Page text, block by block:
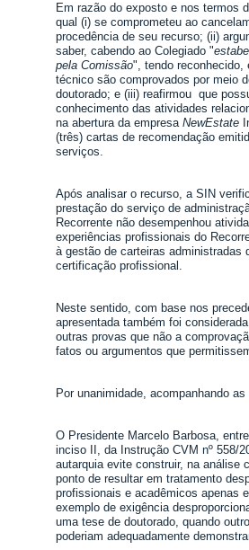
Em razão do exposto e nos termos
qual (i) se comprometeu ao
procedência de seu recurso; (ii)
saber, cabendo ao Colegiado "
pela Comissão", tendo reconhecido,
técnico são comprovados por meio
doutorado; e (iii) reafirmou que
conhecimento das atividades
na abertura da empresa NewEstate
(três) cartas de recomendação
serviços.
Após analisar o recurso, a SIN
prestação do serviço de
Recorrente não desempenhou
experiências profissionais do
à gestão de carteiras administradas
certificação profissional.
Neste sentido, com base nos
apresentada também foi
outras provas que não a
fatos ou argumentos que
Por unanimidade, acompanhando
O Presidente Marcelo Barbosa,
inciso II, da Instrução CVM nº 558/
autarquia evite construir, na análise
ponto de resultar em tratamento
profissionais e acadêmicos apenas
exemplo de exigência
uma tese de doutorado, quando
poderiam adequadamente